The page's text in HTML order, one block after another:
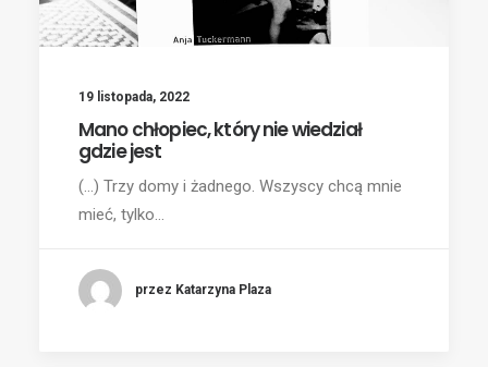
19 listopada, 2022
Mano chłopiec, który nie wiedział
gdzie jest
(...) Trzy domy i żadnego. Wszyscy chcą mnie
mieć, tylko…
przez Katarzyna Plaza